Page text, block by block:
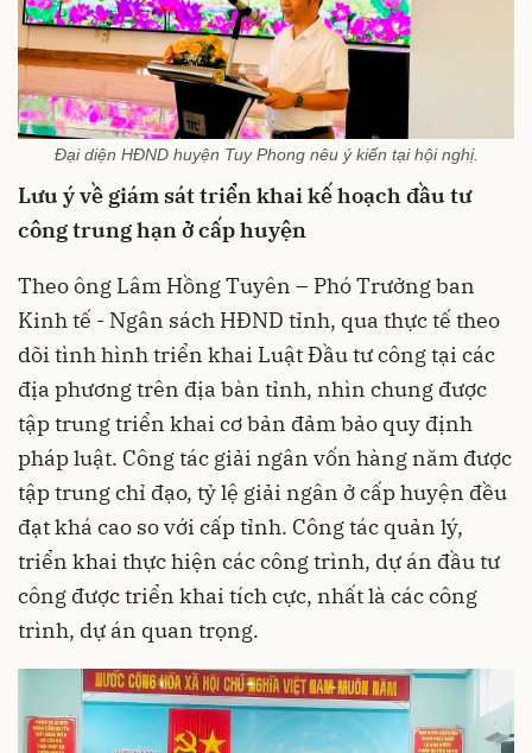
Đại diện HĐND huyện Tuy Phong nêu ý kiến tại hội nghị.
Lưu ý về giám sát triển khai kế hoạch đầu tư
công trung hạn ở cấp huyện
Theo ông Lâm Hồng Tuyên – Phó Trưởng ban
Kinh tế - Ngân sách HĐND tỉnh, qua thực tế theo
dõi tình hình triển khai Luật Đầu tư công tại các
địa phương trên địa bàn tỉnh, nhìn chung được
tập trung triển khai cơ bản đảm bảo quy định
pháp luật. Công tác giải ngân vốn hàng năm được
tập trung chỉ đạo, tỷ lệ giải ngân ở cấp huyện đều
đạt khá cao so với cấp tỉnh. Công tác quản lý,
triển khai thực hiện các công trình, dự án đầu tư
công được triển khai tích cực, nhất là các công
trình, dự án quan trọng.